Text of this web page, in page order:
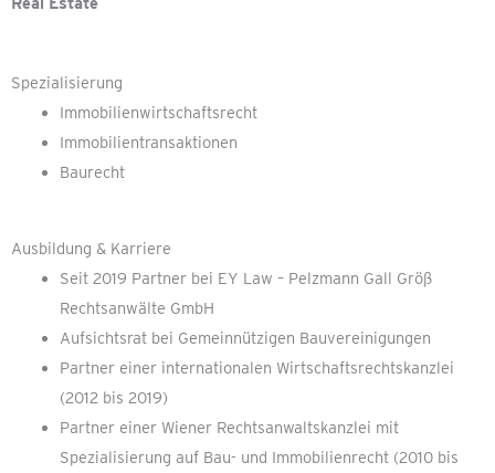
Spezialisierung
Immobilienwirtschaftsrecht
Immobilientransaktionen
Baurecht
Ausbildung & Karriere
Seit 2019 Partner bei EY Law – Pelzmann Gall Größ
Rechtsanwälte GmbH
Aufsichtsrat bei Gemeinnützigen Bauvereinigungen
Partner einer internationalen Wirtschaftsrechtskanzlei
(2012 bis 2019)
Partner einer Wiener Rechtsanwaltskanzlei mit
Spezialisierung auf Bau- und Immobilienrecht (2010 bis